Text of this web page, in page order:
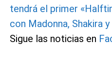
tendrá el primer
con Madonna, Shakira y
Sigue las noticias en